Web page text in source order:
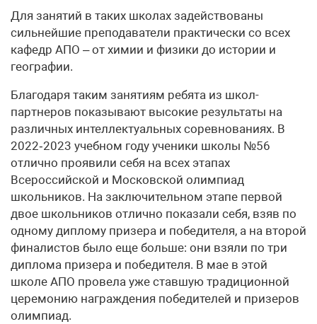
Для занятий в таких школах задействованы
сильнейшие преподаватели практически со всех
кафедр АПО – от химии и физики до истории и
географии.
Благодаря таким занятиям ребята из школ-
партнеров показывают высокие результаты на
различных интеллектуальных соревнованиях. В
2022‑2023 учебном году ученики школы №56
отлично проявили себя на всех этапах
Всероссийской и Московской олимпиад
школьников. На заключительном этапе первой
двое школьников отлично показали себя, взяв по
одному диплому призера и победителя, а на второй
финалистов было еще больше: они взяли по три
диплома призера и победителя. В мае в этой
школе АПО провела уже ставшую традиционной
церемонию награждения победителей и призеров
олимпиад.